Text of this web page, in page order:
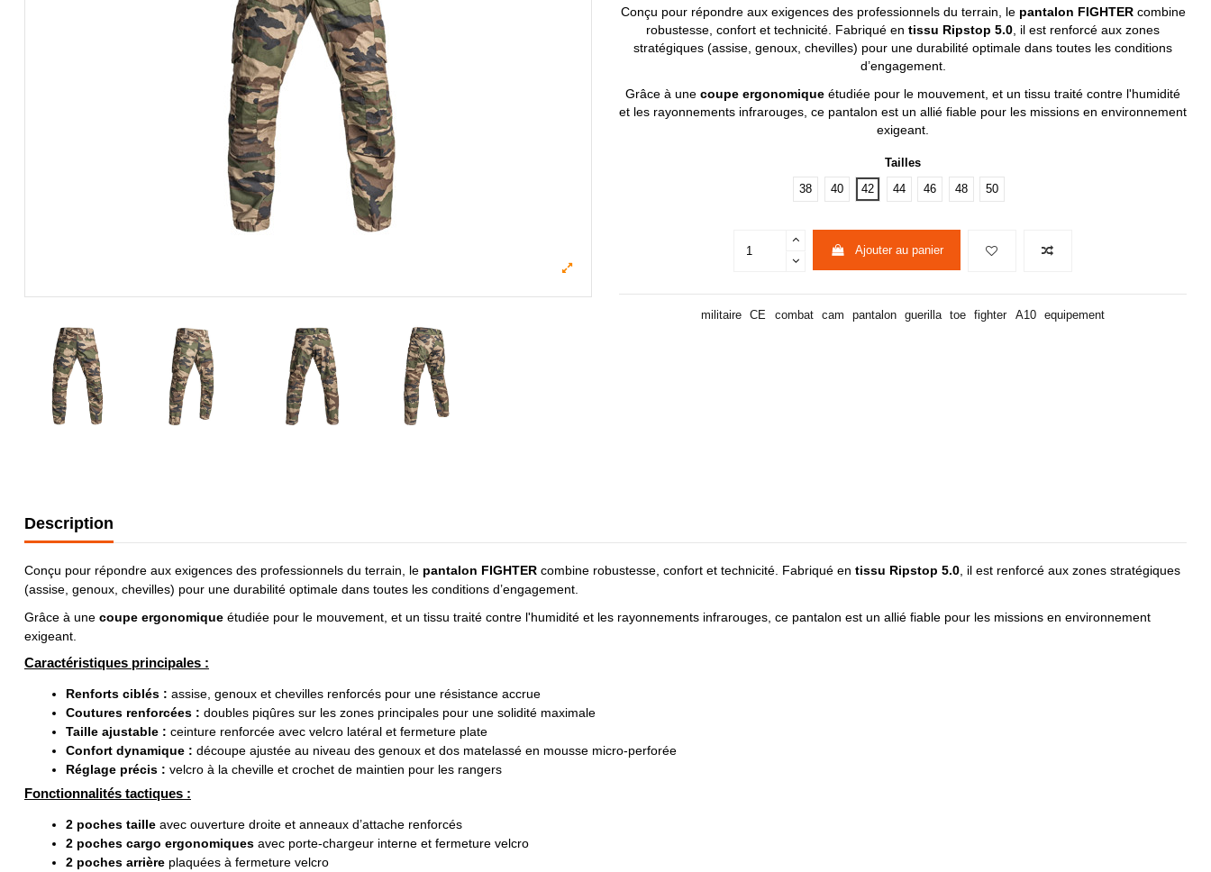
Conçu pour répondre aux exigences des professionnels du terrain, le pantalon FIGHTERcombine
robustesse, confort et technicité. Fabriqué en tissu Ripstop 5.0, il est renforcé aux zones
stratégiques (assise, genoux, chevilles) pour une durabilité optimale dans toutes les conditions
d’engagement.
Grâce à une coupe ergonomique étudiée pour le mouvement, et un tissu traité contre l'humidité
et les rayonnements infrarouges, ce pantalon est un allié fiable pour les missions en environnement
exigeant.
Tailles
38
40 42 44 46 48 50
Ajouter au panier
militaire CE combat cam pantalon guerilla toe fighter A10 equipement
Description
Conçu pour répondre aux exigences des professionnels du terrain, le pantalon FIGHTER combine robustesse, confort et technicité. Fabriqué en tissu Ripstop 5.0 , il est renforcé aux zones stratégiques
(assise, genoux, chevilles) pour une durabilité optimale dans toutes les conditions d’engagement.
Grâce à une coupe ergonomique étudiée pour le mouvement, et un tissu traité contre l'humidité et les rayonnements infrarouges, ce pantalon est un allié fiable pour les missions en environnement
exigeant.
Caractéristiques principales :
Renforts ciblés : assise, genoux et chevilles renforcés pour une résistance accrue
Coutures renforcées : doubles piqûres sur les zones principales pour une solidité maximale
Taille ajustable : ceinture renforcée avec velcro latéral et fermeture plate
Confort dynamique : découpe ajustée au niveau des genoux et dos matelassé en mousse micro-perforée
Réglage précis : velcro à la cheville et crochet de maintien pour les rangers
Fonctionnalités tactiques :
2 poches taille avec ouverture droite et anneaux d’attache renforcés
2 poches cargo ergonomiques avec porte-chargeur interne et fermeture velcro
2 poches arrière plaquées à fermeture velcro